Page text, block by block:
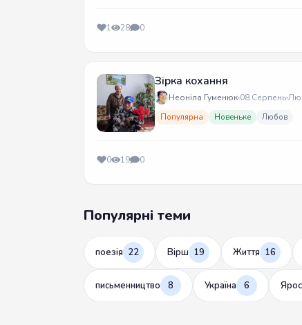
1 28 0
Зірка кохання
Неоніла Гуменюк 08 Серпень
Популярна Новеньке Любов
0 19 0
Популярні теми
поезія 22 Вірш 19 Життя 16
письменництво 8 Україна 6